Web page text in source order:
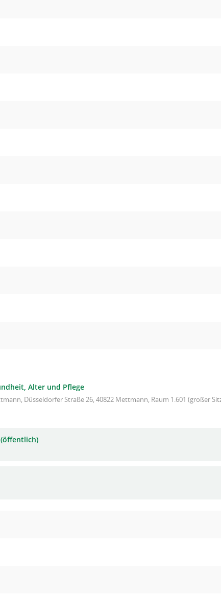
Alter und Pflege
Düsseldorfer Straße 26, 40822 Mettmann, Raum 1.601 (großer